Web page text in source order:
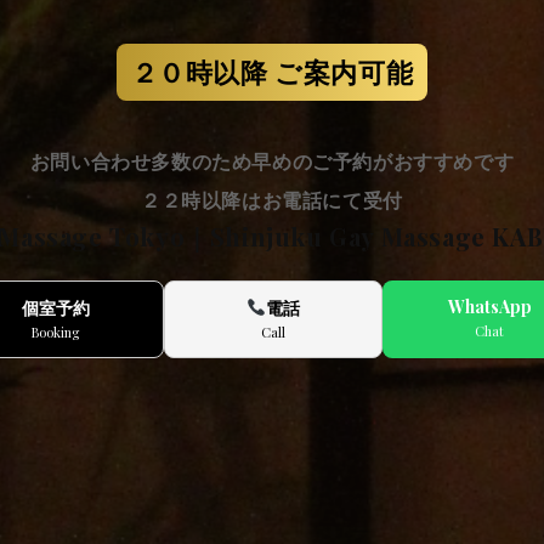
２０時以降 ご案内可能
お問い合わせ多数のため早めのご予約がおすすめです
２２時以降はお電話にて受付
Tokyo｜Shinjuku Gay Massage
個室予約
Booking
電話
Call
WhatsApp
Chat